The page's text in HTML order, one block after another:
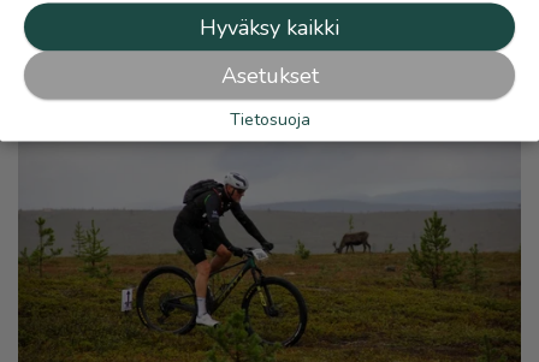
Hyväksy kaikki
Asetukset
Tietosuoja